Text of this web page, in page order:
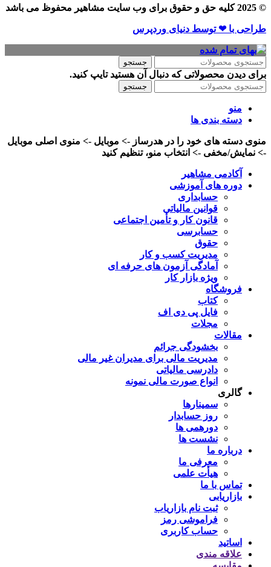
© 2025 کلیه حق و حقوق برای وب سایت مشاهیر محفوظ می باشد
طراحی با ❤ توسط​ دنیای وردپرس
جستجو
برای دیدن محصولاتی که دنبال آن هستید تایپ کنید.
جستجو
منو
دسته بندی ها
منوی دسته های خود را در هدرساز -> موبایل -> منوی اصلی موبایل
-> نمایش/مخفی -> انتخاب منو، تنظیم کنید
آکادمی مشاهیر
دوره های آموزشی
حسابداری
قوانین مالیاتی
قانون کار و تأمین اجتماعی
حسابرسی
حقوق
مدیریت کسب و کار
آمادگی آزمون های حرفه ای
ویژه بازار کار
فروشگاه
کتاب
فایل پی دی اف
مجلات
مقالات
بخشودگی جرائم
مدیریت مالی برای مدیران غیر مالی
دادرسی مالیاتی
انواع صورت مالی نمونه
گالری
سمینارها
روز حسابدار
دورهمی ها
نشست ها
درباره ما
معرفی ما
هیأت علمی
تماس با ما
بازاریابی
ثبت نام بازاریاب
فراموشی رمز
حساب کاربری
اساتید
علاقه مندی